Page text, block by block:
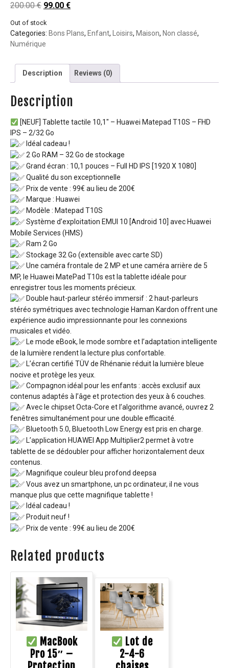
200.00€ 99.00 €
Out of stock
Categories: Bons Plans, Enfant, Loisirs, Maison, Non classé,
Numérique
Description Reviews (0)
Description
[NEUF] Tablette tactile 10,1″ – Huawei Matepad T10S – FHD
IPS – 2/32 Go
Idéal cadeau !
2 Go RAM – 32 Go de stockage
Grand écran : 10,1 pouces – Full HD IPS [1920 X 1080]
Qualité du son exceptionnelle
Prix de vente : 99€ au lieu de 200€
Marque : Huawei
Modèle : Matepad T10S
Système d’exploitation EMUI 10 [Android 10] avec Huawei
Mobile Services (HMS)
Ram 2 Go
Stockage 32 Go (extensible avec carte SD)
Une caméra frontale de 2 MP et une caméra arrière de 5
MP, le Huawei MatePad T10s est la tablette idéale pour
enregistrer tous les moments précieux.
Double haut-parleur stéréo immersif : 2 haut-parleurs
stéréo symétriques avec technologie Haman Kardon offrent une
expérience audio impressionnante pour les connexions
musicales et vidéo.
Le mode eBook, le mode sombre et l’adaptation intelligente
de la lumière rendent la lecture plus confortable.
L’écran certifié TÜV de Rhénanie réduit la lumière bleue
nocive et protège les yeux.
Compagnon idéal pour les enfants : accès exclusif aux
contenus adaptés à l’âge et protection des yeux à 6 couches.
Avec le chipset Octa-Core et l’algorithme avancé, ouvrez 2
fenêtres simultanément pour une double efficacité.
Bluetooth 5.0, Bluetooth Low Energy est pris en charge.
L’application HUAWEI App Multiplier2 permet à votre
tablette de se dédoubler pour afficher horizontalement deux
contenus.
Magnifique couleur bleu profond deepsa
Vous avez un smartphone, un pc ordinateur, il ne vous
manque plus que cette magnifique tablette !
Idéal cadeau !
Produit neuf !
Prix de vente : 99€ au lieu de 200€
Related products
MacBook
Pro 15″ –
Lot de
2-4-6